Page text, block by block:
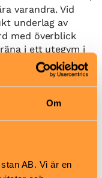
Om
AB. Vi är en
varandra. Vid
underlag av
med överblick
i ett utegym i
sitta och fika vid
Bredvid
spännande
kick-bike eller